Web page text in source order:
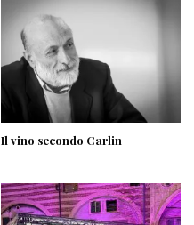
Il vino secondo Carlin